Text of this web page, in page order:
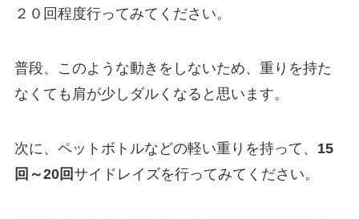
２０回程度行ってみてください。
普段、このような動きをしないため、重りを持た
なくても肩が少しダルくなると思います。
次に、ペットボトルなどの軽い重りを持って、 15
回～20回サイドレイズを行ってみてください。